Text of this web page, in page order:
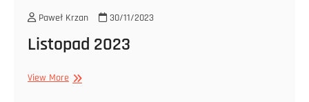
Paweł Krzan 30/11/2023
Listopad 2023
View MoreListopad